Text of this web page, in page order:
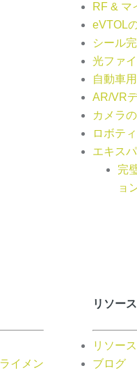
RF & マ
eVTOL
シール
光ファ
自動車
AR/VR
カメラ
ロボテ
エキス
完
ョ
イメン
リソー
リソー
ブログ